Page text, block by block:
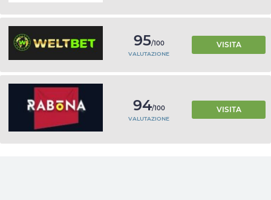
95/100
VALUTAZIONE
VISITA
94/100
VALUTAZIONE
VISITA